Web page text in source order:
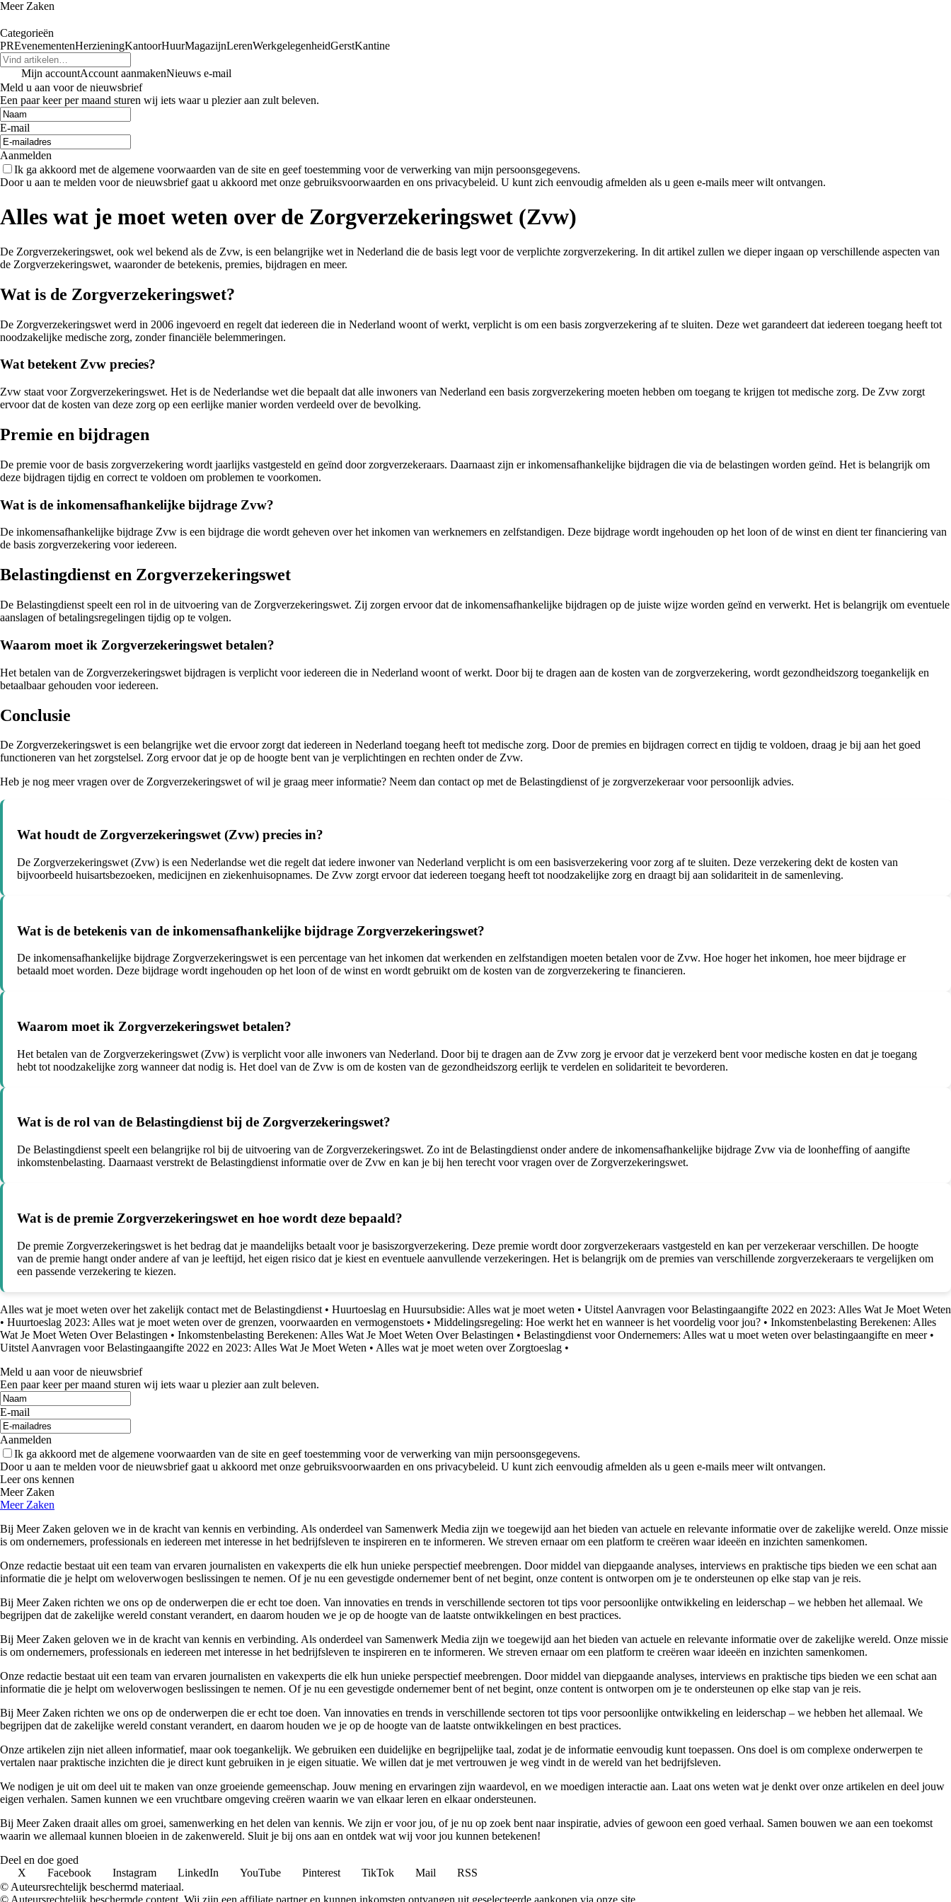
Meer Zaken
Categorieën
PREvenementenHerzieningKantoorHuurMagazijnLerenWerkgelegenheidGerstKantine
Mijn accountAccount aanmakenNieuws e-mail
Meld u aan voor de nieuwsbrief
Een paar keer per maand sturen wij iets waar u plezier aan zult beleven.
E-mail
Aanmelden
Ik ga akkoord met de algemene voorwaarden van de site en geef toestemming voor de verwerking van mijn persoonsgegevens.
Door u aan te melden voor de nieuwsbrief gaat u akkoord met onze gebruiksvoorwaarden en ons privacybeleid. U kunt zich eenvoudig afmelden als u geen e-mails meer wilt ontvangen.
Alles wat je moet weten over de Zorgverzekeringswet (Zvw)
De Zorgverzekeringswet, ook wel bekend als de Zvw, is een belangrijke wet in Nederland die de basis legt voor de verplichte zorgverzekering. In dit artikel zullen we dieper ingaan op verschillende aspecten van
de Zorgverzekeringswet, waaronder de betekenis, premies, bijdragen en meer.
Wat is de Zorgverzekeringswet?
De Zorgverzekeringswet werd in 2006 ingevoerd en regelt dat iedereen die in Nederland woont of werkt, verplicht is om een basis zorgverzekering af te sluiten. Deze wet garandeert dat iedereen toegang heeft tot
noodzakelijke medische zorg, zonder financiële belemmeringen.
Wat betekent Zvw precies?
Zvw staat voor Zorgverzekeringswet. Het is de Nederlandse wet die bepaalt dat alle inwoners van Nederland een basis zorgverzekering moeten hebben om toegang te krijgen tot medische zorg. De Zvw zorgt
ervoor dat de kosten van deze zorg op een eerlijke manier worden verdeeld over de bevolking.
Premie en bijdragen
De premie voor de basis zorgverzekering wordt jaarlijks vastgesteld en geïnd door zorgverzekeraars. Daarnaast zijn er inkomensafhankelijke bijdragen die via de belastingen worden geïnd. Het is belangrijk om
deze bijdragen tijdig en correct te voldoen om problemen te voorkomen.
Wat is de inkomensafhankelijke bijdrage Zvw?
De inkomensafhankelijke bijdrage Zvw is een bijdrage die wordt geheven over het inkomen van werknemers en zelfstandigen. Deze bijdrage wordt ingehouden op het loon of de winst en dient ter financiering van
de basis zorgverzekering voor iedereen.
Belastingdienst en Zorgverzekeringswet
De Belastingdienst speelt een rol in de uitvoering van de Zorgverzekeringswet. Zij zorgen ervoor dat de inkomensafhankelijke bijdragen op de juiste wijze worden geïnd en verwerkt. Het is belangrijk om eventuele
aanslagen of betalingsregelingen tijdig op te volgen.
Waarom moet ik Zorgverzekeringswet betalen?
Het betalen van de Zorgverzekeringswet bijdragen is verplicht voor iedereen die in Nederland woont of werkt. Door bij te dragen aan de kosten van de zorgverzekering, wordt gezondheidszorg toegankelijk en
betaalbaar gehouden voor iedereen.
Conclusie
De Zorgverzekeringswet is een belangrijke wet die ervoor zorgt dat iedereen in Nederland toegang heeft tot medische zorg. Door de premies en bijdragen correct en tijdig te voldoen, draag je bij aan het goed
functioneren van het zorgstelsel. Zorg ervoor dat je op de hoogte bent van je verplichtingen en rechten onder de Zvw.
Heb je nog meer vragen over de Zorgverzekeringswet of wil je graag meer informatie? Neem dan contact op met de Belastingdienst of je zorgverzekeraar voor persoonlijk advies.
Wat houdt de Zorgverzekeringswet (Zvw) precies in?
De Zorgverzekeringswet (Zvw) is een Nederlandse wet die regelt dat iedere inwoner van Nederland verplicht is om een basisverzekering voor zorg af te sluiten. Deze verzekering dekt de kosten van
bijvoorbeeld huisartsbezoeken, medicijnen en ziekenhuisopnames. De Zvw zorgt ervoor dat iedereen toegang heeft tot noodzakelijke zorg en draagt bij aan solidariteit in de samenleving.
Wat is de betekenis van de inkomensafhankelijke bijdrage Zorgverzekeringswet?
De inkomensafhankelijke bijdrage Zorgverzekeringswet is een percentage van het inkomen dat werkenden en zelfstandigen moeten betalen voor de Zvw. Hoe hoger het inkomen, hoe meer bijdrage er
betaald moet worden. Deze bijdrage wordt ingehouden op het loon of de winst en wordt gebruikt om de kosten van de zorgverzekering te financieren.
Waarom moet ik Zorgverzekeringswet betalen?
Het betalen van de Zorgverzekeringswet (Zvw) is verplicht voor alle inwoners van Nederland. Door bij te dragen aan de Zvw zorg je ervoor dat je verzekerd bent voor medische kosten en dat je toegang
hebt tot noodzakelijke zorg wanneer dat nodig is. Het doel van de Zvw is om de kosten van de gezondheidszorg eerlijk te verdelen en solidariteit te bevorderen.
Wat is de rol van de Belastingdienst bij de Zorgverzekeringswet?
De Belastingdienst speelt een belangrijke rol bij de uitvoering van de Zorgverzekeringswet. Zo int de Belastingdienst onder andere de inkomensafhankelijke bijdrage Zvw via de loonheffing of aangifte
inkomstenbelasting. Daarnaast verstrekt de Belastingdienst informatie over de Zvw en kan je bij hen terecht voor vragen over de Zorgverzekeringswet.
Wat is de premie Zorgverzekeringswet en hoe wordt deze bepaald?
De premie Zorgverzekeringswet is het bedrag dat je maandelijks betaalt voor je basiszorgverzekering. Deze premie wordt door zorgverzekeraars vastgesteld en kan per verzekeraar verschillen. De hoogte
van de premie hangt onder andere af van je leeftijd, het eigen risico dat je kiest en eventuele aanvullende verzekeringen. Het is belangrijk om de premies van verschillende zorgverzekeraars te vergelijken om
een passende verzekering te kiezen.
Alles wat je moet weten over het zakelijk contact met de Belastingdienst • Huurtoeslag en Huursubsidie: Alles wat je moet weten • Uitstel Aanvragen voor Belastingaangifte 2022 en 2023: Alles Wat Je Moet Weten
• Huurtoeslag 2023: Alles wat je moet weten over de grenzen, voorwaarden en vermogenstoets • Middelingsregeling: Hoe werkt het en wanneer is het voordelig voor jou? • Inkomstenbelasting Berekenen: Alles
Wat Je Moet Weten Over Belastingen • Inkomstenbelasting Berekenen: Alles Wat Je Moet Weten Over Belastingen • Belastingdienst voor Ondernemers: Alles wat u moet weten over belastingaangifte en meer•
Uitstel Aanvragen voor Belastingaangifte 2022 en 2023: Alles Wat Je Moet Weten • Alles wat je moet weten over Zorgtoeslag •
Meld u aan voor de nieuwsbrief
Een paar keer per maand sturen wij iets waar u plezier aan zult beleven.
E-mail
Aanmelden
Ik ga akkoord met de algemene voorwaarden van de site en geef toestemming voor de verwerking van mijn persoonsgegevens.
Door u aan te melden voor de nieuwsbrief gaat u akkoord met onze gebruiksvoorwaarden en ons privacybeleid. U kunt zich eenvoudig afmelden als u geen e-mails meer wilt ontvangen.
Leer ons kennen
Meer Zaken
Meer Zaken
Bij Meer Zaken geloven we in de kracht van kennis en verbinding. Als onderdeel van Samenwerk Media zijn we toegewijd aan het bieden van actuele en relevante informatie over de zakelijke wereld. Onze missie
is om ondernemers, professionals en iedereen met interesse in het bedrijfsleven te inspireren en te informeren. We streven ernaar om een platform te creëren waar ideeën en inzichten samenkomen.
Onze redactie bestaat uit een team van ervaren journalisten en vakexperts die elk hun unieke perspectief meebrengen. Door middel van diepgaande analyses, interviews en praktische tips bieden we een schat aan
informatie die je helpt om weloverwogen beslissingen te nemen. Of je nu een gevestigde ondernemer bent of net begint, onze content is ontworpen om je te ondersteunen op elke stap van je reis.
Bij Meer Zaken richten we ons op de onderwerpen die er echt toe doen. Van innovaties en trends in verschillende sectoren tot tips voor persoonlijke ontwikkeling en leiderschap – we hebben het allemaal. We
begrijpen dat de zakelijke wereld constant verandert, en daarom houden we je op de hoogte van de laatste ontwikkelingen en best practices.
Bij Meer Zaken geloven we in de kracht van kennis en verbinding. Als onderdeel van Samenwerk Media zijn we toegewijd aan het bieden van actuele en relevante informatie over de zakelijke wereld. Onze missie
is om ondernemers, professionals en iedereen met interesse in het bedrijfsleven te inspireren en te informeren. We streven ernaar om een platform te creëren waar ideeën en inzichten samenkomen.
Onze redactie bestaat uit een team van ervaren journalisten en vakexperts die elk hun unieke perspectief meebrengen. Door middel van diepgaande analyses, interviews en praktische tips bieden we een schat aan
informatie die je helpt om weloverwogen beslissingen te nemen. Of je nu een gevestigde ondernemer bent of net begint, onze content is ontworpen om je te ondersteunen op elke stap van je reis.
Bij Meer Zaken richten we ons op de onderwerpen die er echt toe doen. Van innovaties en trends in verschillende sectoren tot tips voor persoonlijke ontwikkeling en leiderschap – we hebben het allemaal. We
begrijpen dat de zakelijke wereld constant verandert, en daarom houden we je op de hoogte van de laatste ontwikkelingen en best practices.
Onze artikelen zijn niet alleen informatief, maar ook toegankelijk. We gebruiken een duidelijke en begrijpelijke taal, zodat je de informatie eenvoudig kunt toepassen. Ons doel is om complexe onderwerpen te
vertalen naar praktische inzichten die je direct kunt gebruiken in je eigen situatie. We willen dat je met vertrouwen je weg vindt in de wereld van het bedrijfsleven.
We nodigen je uit om deel uit te maken van onze groeiende gemeenschap. Jouw mening en ervaringen zijn waardevol, en we moedigen interactie aan. Laat ons weten wat je denkt over onze artikelen en deel jouw
eigen verhalen. Samen kunnen we een vruchtbare omgeving creëren waarin we van elkaar leren en elkaar ondersteunen.
Bij Meer Zaken draait alles om groei, samenwerking en het delen van kennis. We zijn er voor jou, of je nu op zoek bent naar inspiratie, advies of gewoon een goed verhaal. Samen bouwen we aan een toekomst
waarin we allemaal kunnen bloeien in de zakenwereld. Sluit je bij ons aan en ontdek wat wij voor jou kunnen betekenen!
Deel en doe goed
X
Facebook Instagram LinkedIn YouTube Pinterest TikTok Mail
RSS
© Auteursrechtelijk beschermd materiaal.
© Auteursrechtelijk beschermde content. Wij zijn een affiliate partner en kunnen inkomsten ontvangen uit geselecteerde aankopen via onze site.